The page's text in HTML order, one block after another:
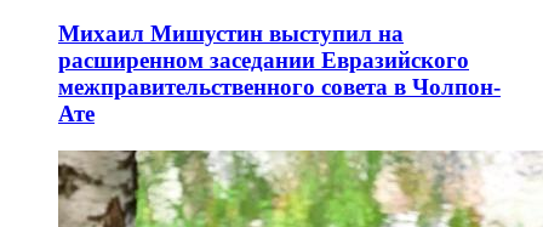
Михаил Мишустин выступил на
расширенном заседании Евразийского
межправительственного совета в Чолпон-
Ате